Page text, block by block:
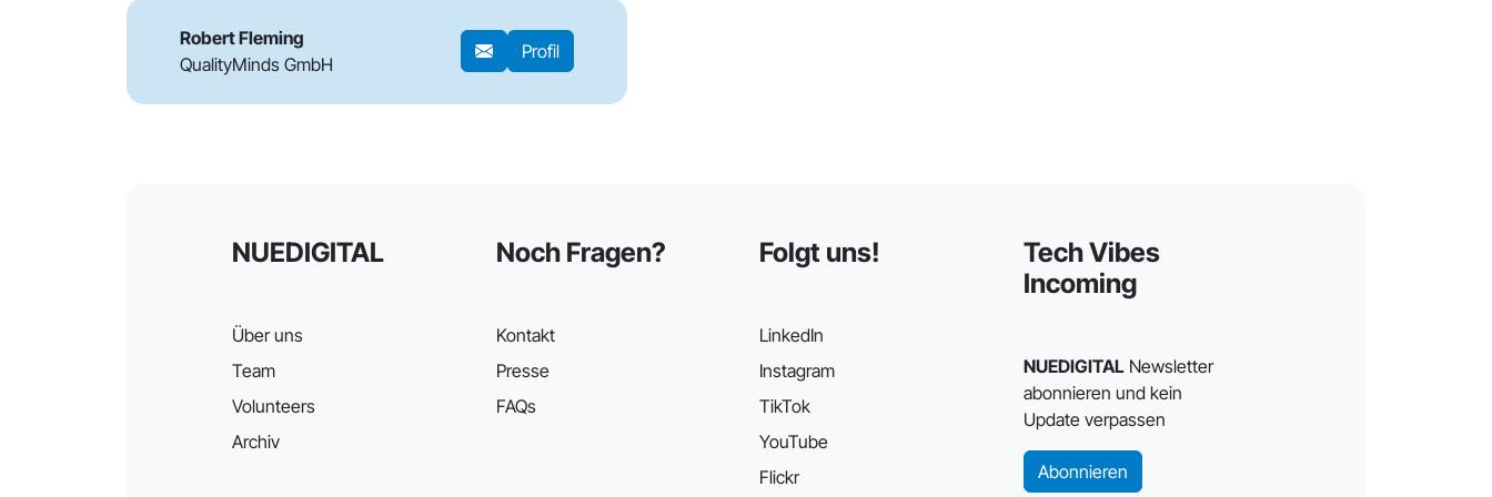
Robert Fleming
QualityMinds GmbH
Profil
NUEDIGITAL
Über uns
Team
Volunteers
Archiv
Noch Fragen?
Kontakt
Presse
FAQs
Folgt uns!
LinkedIn
Instagram
TikTok
YouTube
Flickr
Tech Vibes
Incoming
NUEDIGITALNewsletter
abonnieren und kein
Update verpassen
Abonnieren